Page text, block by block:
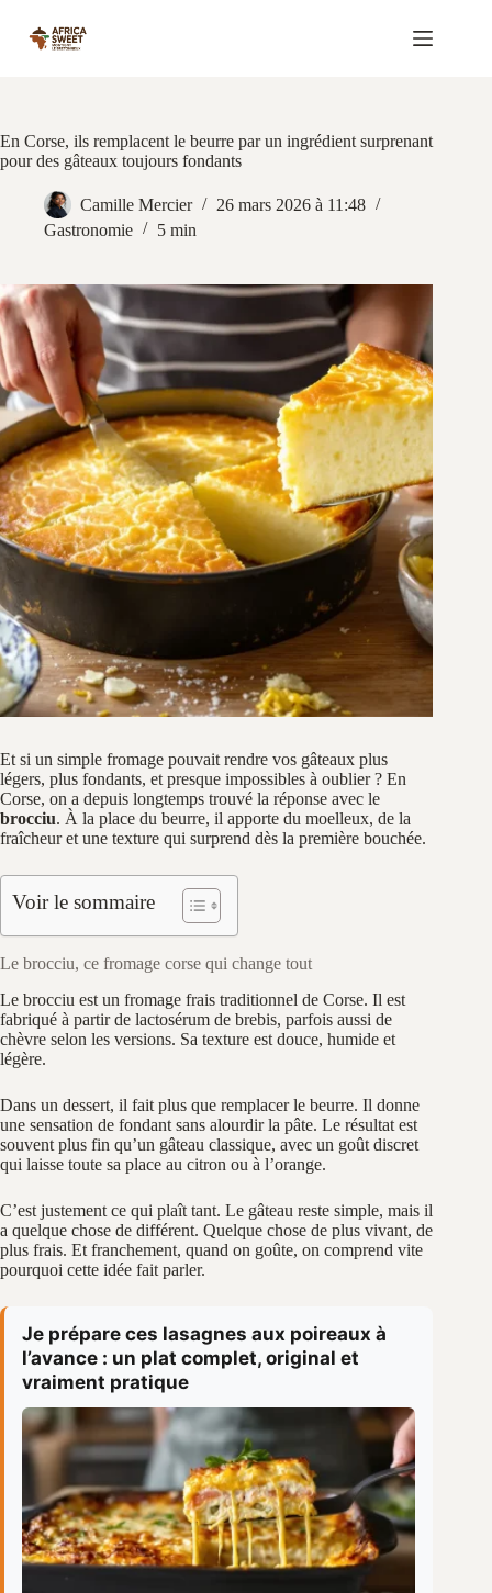
contenu
En Corse, ils remplacent le beurre par un ingrédient surprenant
pour des gâteaux toujours fondants
Camille Mercier
26 mars 2026 à 11:48
Gastronomie
5 min
Et si un simple fromage pouvait rendre vos gâteaux plus
légers, plus fondants, et presque impossibles à oublier ? En
Corse, on a depuis longtemps trouvé la réponse avec le
brocciu. À la place du beurre, il apporte du moelleux, de la
fraîcheur et une texture qui surprend dès la première bouchée.
Voir le sommaire
Le brocciu, ce fromage corse qui change tout
Le brocciu est un fromage frais traditionnel de Corse. Il est
fabriqué à partir de lactosérum de brebis, parfois aussi de
chèvre selon les versions. Sa texture est douce, humide et
légère.
Dans un dessert, il fait plus que remplacer le beurre. Il donne
une sensation de fondant sans alourdir la pâte. Le résultat est
souvent plus fin qu’un gâteau classique, avec un goût discret
qui laisse toute sa place au citron ou à l’orange.
C’est justement ce qui plaît tant. Le gâteau reste simple, mais il
a quelque chose de différent. Quelque chose de plus vivant, de
plus frais. Et franchement, quand on goûte, on comprend vite
pourquoi cette idée fait parler.
Je prépare ces lasagnes aux poireaux à
l’avance : un plat complet, original et
vraiment pratique